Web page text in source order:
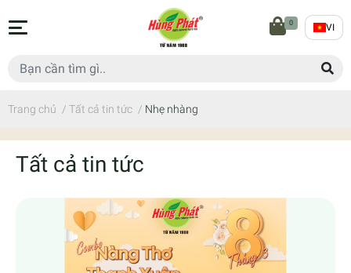
0 VI
Trang chủ / Tất cả tin tức / Nhẹ nhàng
Tất cả tin tức